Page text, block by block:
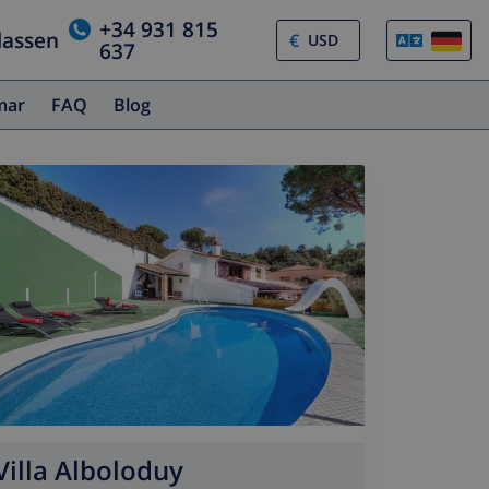
+34 931 815
637 €
FAQ Blog
Alboloduy